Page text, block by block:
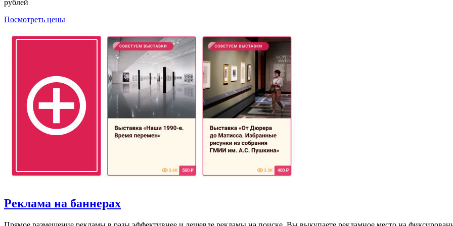
рублей
Посмотреть цены
Реклама на баннерах